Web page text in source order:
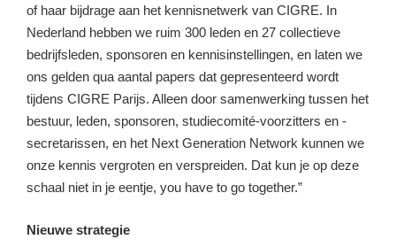
of haar bijdrage aan het kennisnetwerk van CIGRE. In
Nederland hebben we ruim 300 leden en 27 collectieve
bedrijfsleden, sponsoren en kennisinstellingen, en laten we
ons gelden qua aantal papers dat gepresenteerd wordt
tijdens CIGRE Parijs. Alleen door samenwerking tussen het
bestuur, leden, sponsoren, studiecomité-voorzitters en -
secretarissen, en het Next Generation Network kunnen we
onze kennis vergroten en verspreiden. Dat kun je op deze
schaal niet in je eentje, you have to go together.”
Nieuwe strategie